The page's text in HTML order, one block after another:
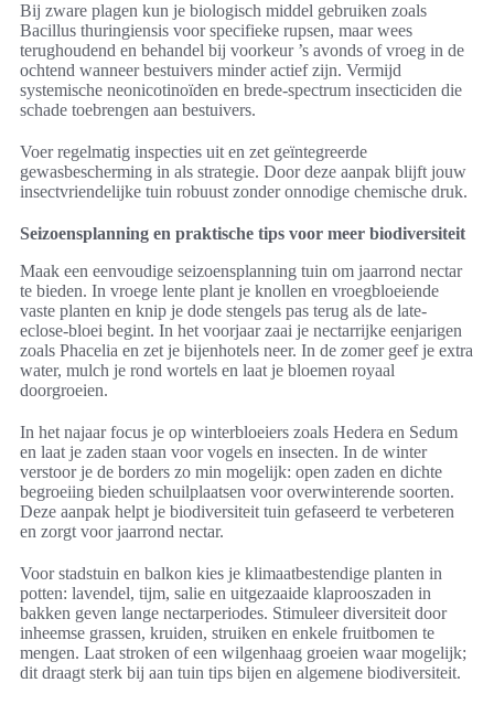
Bij zware plagen kun je biologisch middel gebruiken zoals
Bacillus thuringiensis voor specifieke rupsen, maar wees
terughoudend en behandel bij voorkeur ’s avonds of vroeg in de
ochtend wanneer bestuivers minder actief zijn. Vermijd
systemische neonicotinoïden en brede-spectrum insecticiden die
schade toebrengen aan bestuivers.
Voer regelmatig inspecties uit en zet geïntegreerde
gewasbescherming in als strategie. Door deze aanpak blijft jouw
insectvriendelijke tuin robuust zonder onnodige chemische druk.
Seizoensplanning en praktische tips voor meer biodiversiteit
Maak een eenvoudige seizoensplanning tuin om jaarrond nectar
te bieden. In vroege lente plant je knollen en vroegbloeiende
vaste planten en knip je dode stengels pas terug als de late-
eclose-bloei begint. In het voorjaar zaai je nectarrijke eenjarigen
zoals Phacelia en zet je bijenhotels neer. In de zomer geef je extra
water, mulch je rond wortels en laat je bloemen royaal
doorgroeien.
In het najaar focus je op winterbloeiers zoals Hedera en Sedum
en laat je zaden staan voor vogels en insecten. In de winter
verstoor je de borders zo min mogelijk: open zaden en dichte
begroeiing bieden schuilplaatsen voor overwinterende soorten.
Deze aanpak helpt je biodiversiteit tuin gefaseerd te verbeteren
en zorgt voor jaarrond nectar.
Voor stadstuin en balkon kies je klimaatbestendige planten in
potten: lavendel, tijm, salie en uitgezaaide klaprooszaden in
bakken geven lange nectarperiodes. Stimuleer diversiteit door
inheemse grassen, kruiden, struiken en enkele fruitbomen te
mengen. Laat stroken of een wilgenhaag groeien waar mogelijk;
dit draagt sterk bij aan tuin tips bijen en algemene biodiversiteit.